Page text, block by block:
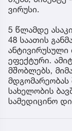
ვირუსი.
5 წლამდე
48 საათის
ანტივირუსული
ეფექტური.
მშობლებს,
მდგომარეობას
სახელობის
სამედიცინო